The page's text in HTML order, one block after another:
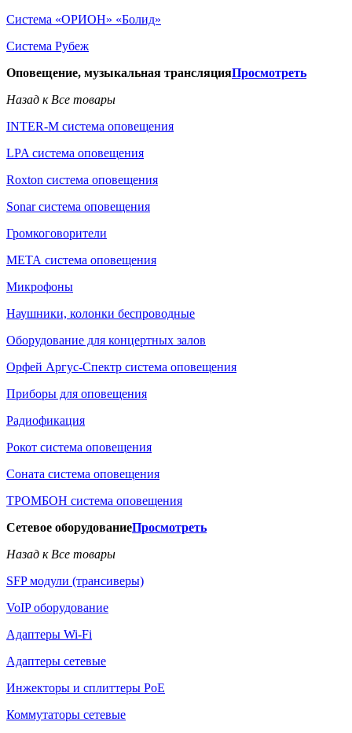
Система «ОРИОН» «Болид»
Система Рубеж
Оповещение, музыкальная трансляцияПросмотреть
Назад к Все товары
INTER-M система оповещения
LPA система оповещения
Roxton система оповещения
Sonar система оповещения
Громкоговорители
МЕТА система оповещения
Микрофоны
Наушники, колонки беспроводные
Оборудование для концертных залов
Орфей Аргус-Спектр система оповещения
Приборы для оповещения
Радиофикация
Рокот система оповещения
Соната система оповещения
ТРОМБОН система оповещения
Сетевое оборудованиеПросмотреть
Назад к Все товары
SFP модули (трансиверы)
VoIP оборудование
Адаптеры Wi-Fi
Адаптеры сетевые
Инжекторы и сплиттеры РоЕ
Коммутаторы сетевые